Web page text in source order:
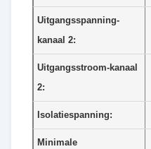
Uitgangsspanning-
kanaal 2:
Uitgangsstroom-kanaal
2:
Isolatiespanning:
Minimale